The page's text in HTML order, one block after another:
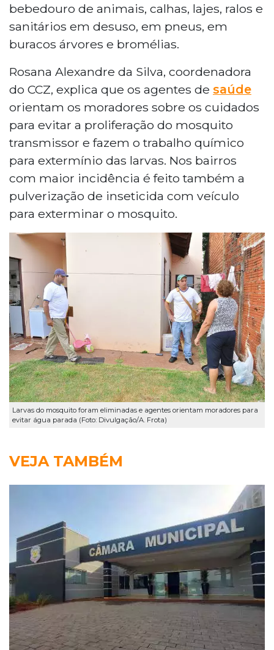
bebedouro de animais, calhas, lajes, ralos e
sanitários em desuso, em pneus, em
buracos árvores e bromélias.
Rosana Alexandre da Silva, coordenadora
do CCZ, explica que os agentes de saúde
orientam os moradores sobre os cuidados
para evitar a proliferação do mosquito
transmissor e fazem o trabalho químico
para extermínio das larvas. Nos bairros
com maior incidência é feito também a
pulverização de inseticida com veículo
para exterminar o mosquito.
Larvas do mosquito foram eliminadas e agentes orientam moradores para
evitar água parada (Foto: Divulgação/A. Frota)
VEJA TAMBÉM